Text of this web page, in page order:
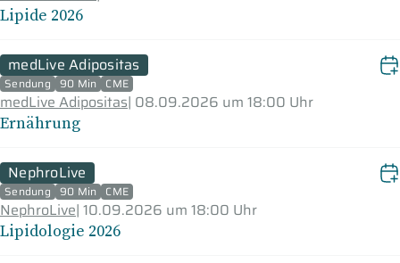
Lipide 2026
medLive Adipositas
Sendung 90 Min CME
medLive Adipositas| 08.09.2026 um 18:00 Uhr
Ernährung
NephroLive
Sendung 90 Min CME
NephroLive| 10.09.2026 um 18:00 Uhr
Lipidologie 2026